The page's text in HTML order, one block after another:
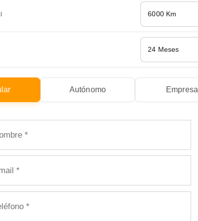
6000 Km
24 Meses
Autónomo Empresa